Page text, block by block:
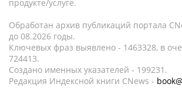
продукте/услуге.
Обработан архив публикаций портала
до 08.2026 годы.
Ключевых фраз выявлено - 1463328, в
724413.
Создано именных указателей - 199231.
Редакция Индексной книги CNews -